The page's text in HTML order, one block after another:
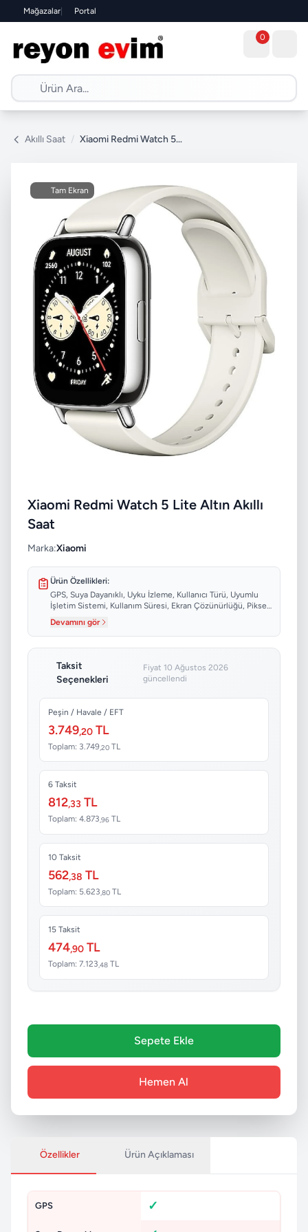
Mağazalar| Portal
0
Akıllı Saat / Xiaomi Redmi Watch 5 Lite Altın Akıllı Saat
Tam Ekran
Xiaomi Redmi Watch 5 Lite Altın Akıllı
Saat
Marka:Xiaomi
Ürün Özellikleri:
GPS, Suya Dayanıklı, Uyku İzleme, Kullanıcı Türü, Uyumlu
İşletim Sistemi, Kullanım Süresi, Ekran Çözünürlüğü, Piksel
Devamını gör
Taksit
Seçenekleri
Fiyat 10 Ağustos 2026
güncellendi
Peşin / Havale / EFT
3.749,20 TL
Toplam: 3.749,20 TL
6 Taksit
812,33 TL
Toplam: 4.873 ,96 TL
10 Taksit
562,38 TL
Toplam: 5.623 ,80 TL
15 Taksit
474,90 TL
Toplam: 7.123 ,48 TL
Sepete Ekle
Hemen Al
Özellikler Ürün Açıklaması
GPS